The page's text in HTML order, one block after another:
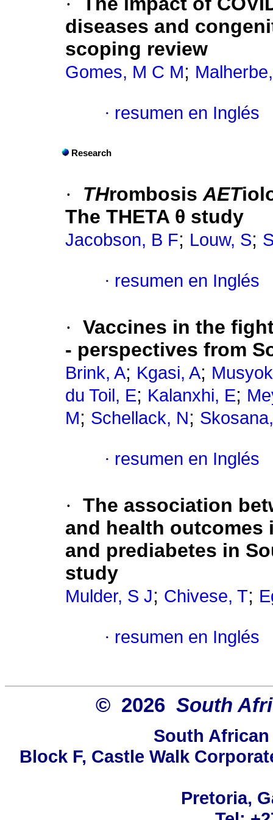
diseases and
scoping review
Gomes, M C M;
· resumen en Inglés
Research
· THrombosisAET
The THETA θ study
Jacobson, B F; Louw, S;
· resumen en Inglés
· Vaccines in the
- perspectives from
Brink, A; Kgasi, A;
du Toil, E; Kalanxhi, E;
M; Schellack, N;
· resumen en Inglés
· The association
and health
and prediabetes in
study
Mulder, S J; Chivese, T;
· resumen en Inglés
© 2026 South
South
Block F, Castle Walk
Pretoria,